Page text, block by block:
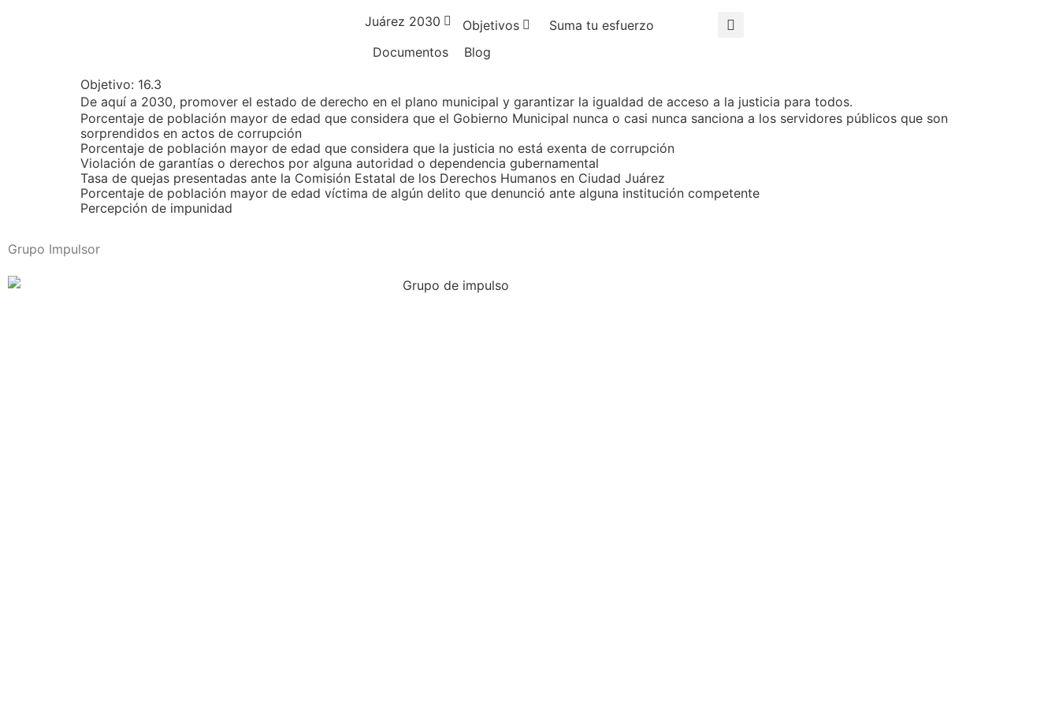
Juárez 2030 Objetivos
Suma tu esfuerzo
Documentos
Blog
Objetivo: 16.3
De aquí a 2030, promover el estado de derecho en el plano municipal y garantizar la igualdad de acceso a la justicia para todos.
Porcentaje de población mayor de edad que considera que el Gobierno Municipal nunca o casi nunca sanciona a los servidores públicos que son
sorprendidos en actos de corrupción
Porcentaje de población mayor de edad que considera que la justicia no está exenta de corrupción
Violación de garantías o derechos por alguna autoridad o dependencia gubernamental
Tasa de quejas presentadas ante la Comisión Estatal de los Derechos Humanos en Ciudad Juárez
Porcentaje de población mayor de edad víctima de algún delito que denunció ante alguna institución competente
Percepción de impunidad
Grupo Impulsor